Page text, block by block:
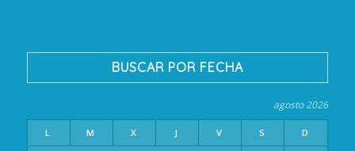
BUSCAR POR FECHA
agosto 2026
L M X J V S D